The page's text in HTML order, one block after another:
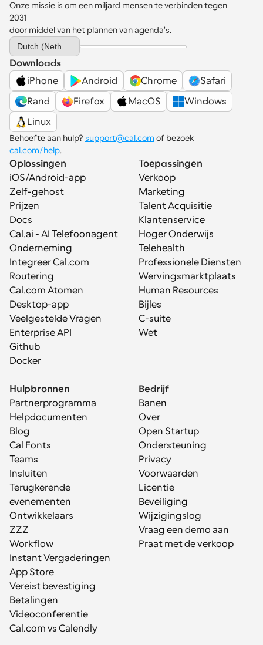
Onze missie is om een miljard mensen te verbinden tegen
2031
door middel van het plannen van agenda's.
Select Language
Downloads
iPhone
Android Chrome
Safari
Rand
Firefox MacOS
Windows
Linux
Behoefte aan hulp? support@cal.com
cal.com/help.
Oplossingen
iOS/Android-app
Zelf-gehost
Prijzen
Docs
Cal.ai - AI Telefoonagent
Onderneming
Integreer Cal.com
Routering
Cal.com Atomen
Desktop-app
Veelgestelde Vragen
Enterprise API
Github
Docker
Toepassingen
Verkoop
Marketing
Talent Acquisitie
Klantenservice
Hoger Onderwijs
Telehealth
Professionele Diensten
Wervingsmarktplaats
Human Resources
Bijles
C-suite
Wet
Hulpbronnen
Partnerprogramma
Helpdocumenten
Blog
Cal Fonts
Teams
Insluiten
Terugkerende
evenementen
Ontwikkelaars
ZZZ
Workflow
Instant Vergaderingen
App Store
Vereist bevestiging
Betalingen
Videoconferentie
Cal.com vs Calendly
Bedrijf
Banen
Over
Open Startup
Ondersteuning
Privacy
Voorwaarden
Licentie
Beveiliging
Wijzigingslog
Vraag een demo aan
Praat met de verkoop